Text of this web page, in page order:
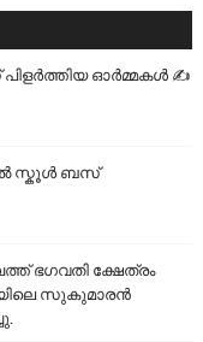
ഓർമ്മകൾ ✍️
സ്കൂൾ ബസ്
ഭഗവതി ക്ഷേത്രം
സുകുമാരൻ